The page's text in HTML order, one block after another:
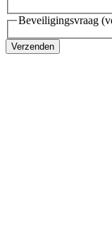
Beveiligingsvraag
Verzenden